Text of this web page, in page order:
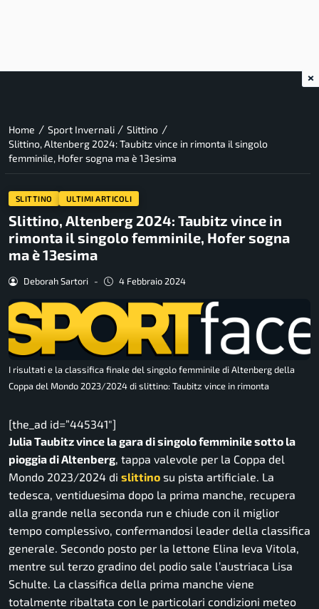
Home / Sport Invernali / Slittino /
Slittino, Altenberg 2024: Taubitz vince in rimonta il singolo
femminile, Hofer sogna ma è 13esima
SLITTINO ULTIMI ARTICOLI
Slittino, Altenberg 2024: Taubitz vince in
rimonta il singolo femminile, Hofer sogna
ma è 13esima
Deborah Sartori - 4 Febbraio 2024
I risultati e la classifica finale del singolo femminile di Altenberg della
Coppa del Mondo 2023/2024 di slittino: Taubitz vince in rimonta
[the_ad id=”445341″]
Julia Taubitz vince la gara di singolo femminile sotto la
pioggia di Altenberg , tappa valevole per la Coppa del
Mondo 2023/2024 di slittino su pista artificiale. La
tedesca, ventiduesima dopo la prima manche, recupera
alla grande nella seconda run e chiude con il miglior
tempo complessivo, confermandosi leader della classifica
generale. Secondo posto per la lettone Elina Ieva Vitola,
mentre sul terzo gradino del podio sale l’austriaca Lisa
Schulte. La classifica della prima manche viene
totalmente ribaltata con le particolari condizioni meteo
×